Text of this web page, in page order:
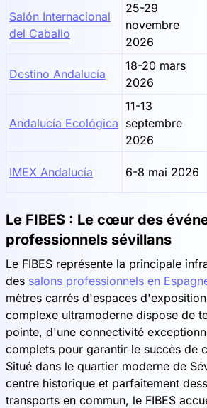
Salón Internacional
del Caballo
25-29
novembre
2026
Destino Andalucía
18-20 mars
2026
Andalucía Ecológica
11-13
septembre
2026
IMEX Andalucía 6-8 mai 2026
Le FIBES : Le cœur des
professionnels sévillans
Le FIBES représente la principale
des salons professionnels en
mètres carrés d'espaces
complexe ultramoderne dispose de
pointe, d'une connectivité
complets pour garantir le succès de
Situé dans le quartier moderne de
centre historique et parfaitement
transports en commun, le FIBES